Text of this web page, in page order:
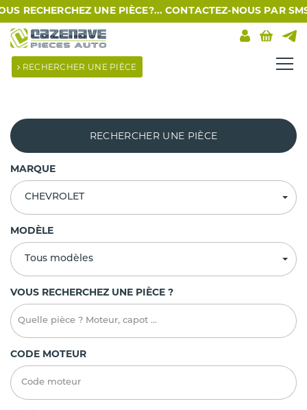
UNE PIÈCE?... CONTACTEZ-NOUS PAR SMS AU
RECHERCHER UNE PIÈCE
RECHERCHER UNE PIÈCE
MARQUE
CHEVROLET
MODÈLE
Tous modèles
VOUS RECHERCHEZ UNE PIÈCE ?
CODE MOTEUR